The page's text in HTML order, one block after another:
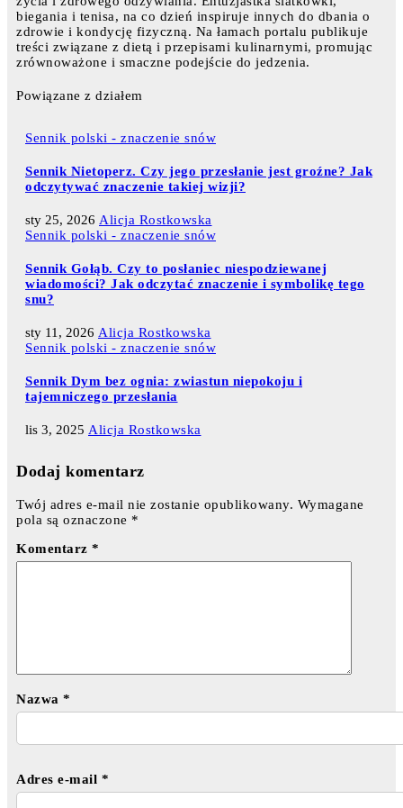
biegania i tenisa, na co dzień inspiruje innych do dbania o
zdrowie i kondycję fizyczną. Na łamach portalu publikuje
treści związane z dietą i przepisami kulinarnymi, promując
zrównoważone i smaczne podejście do jedzenia.
Powiązane z działem
Sennik polski - znaczenie snów
Sennik Nietoperz. Czy jego przesłanie jest groźne? Jak
odczytywać znaczenie takiej wizji?
sty 25, 2026 Alicja Rostkowska
Sennik polski - znaczenie snów
Sennik Gołąb. Czy to posłaniec niespodziewanej
wiadomości? Jak odczytać znaczenie i symbolikę tego
snu?
sty 11, 2026 Alicja Rostkowska
Sennik polski - znaczenie snów
Sennik Dym bez ognia: zwiastun niepokoju i
tajemniczego przesłania
lis 3, 2025 Alicja Rostkowska
Dodaj komentarz
Twój adres e-mail nie zostanie opublikowany. Wymagane
pola są oznaczone *
Komentarz *
Nazwa *
Adres e-mail *